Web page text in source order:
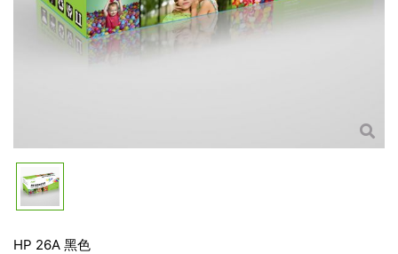
HP 26A 黑色